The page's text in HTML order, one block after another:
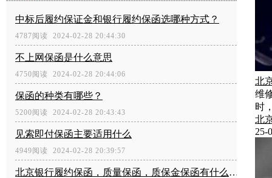
中标后履约保证金和银行履约保函选哪种方式？
4787阅读 2024-02-28 20:44:30
不上网保函是什么意思
4750阅读 2024-02-28 20:44:06
保函的种类有哪些？
5200阅读 2024-02-28 20:43:43
见索即付保函主要适用什么
4949阅读 2024-02-28 20:39:57
北京银行履约保函，质量保函，质保金保函有什么区别？
北
维
时
北
25-